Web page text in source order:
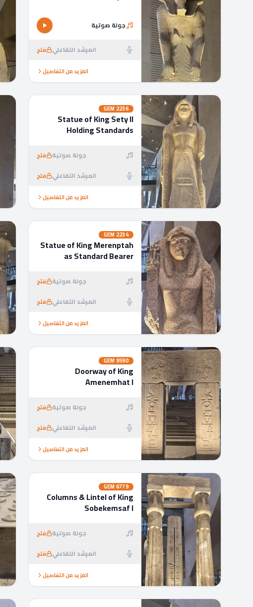
جولة صوتية
المرشد التفاعلي فتح
المزيد من التفاصيل
GEM 2236
Statue of King Sety II
Holding Standards
جولة صوتية فتح
المرشد التفاعلي فتح
المزيد من التفاصيل
GEM 2234
Statue of King Merenptah
as Standard Bearer
جولة صوتية فتح
المرشد التفاعلي فتح
المزيد من التفاصيل
GEM9590
Doorway of King
Amenemhat I
جولة صوتية فتح
المرشد التفاعلي فتح
المزيد من التفاصيل
GEM6779
Columns & Lintel of King
Sobekemsaf I
جولة صوتية فتح
المرشد التفاعلي فتح
المزيد من التفاصيل